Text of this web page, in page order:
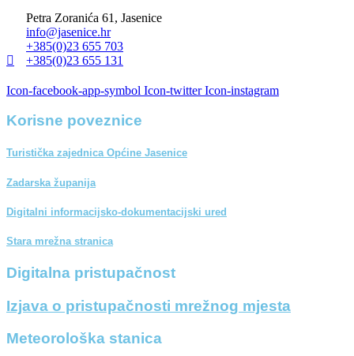
Petra Zoranića 61, Jasenice
info@jasenice.hr
+385(0)23 655 703
+385(0)23 655 131
Icon-facebook-app-symbol Icon-twitter Icon-instagram
Korisne poveznice
Turistička zajednica Općine Jasenice
Zadarska županija
Digitalni informacijsko-dokumentacijski ured
Stara mrežna stranica
Digitalna pristupačnost
Izjava o pristupačnosti mrežnog mjesta
Meteorološka stanica